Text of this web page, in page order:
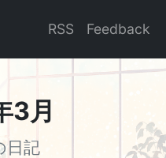
RSS Feedback
3月
日記